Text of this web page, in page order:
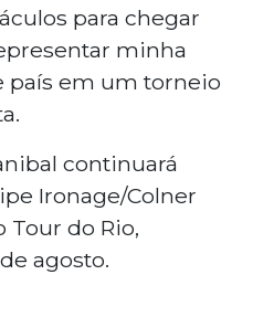
para chegar
minha
país em um torneio
continuará
Ironage/Colner
do Rio,
agosto.